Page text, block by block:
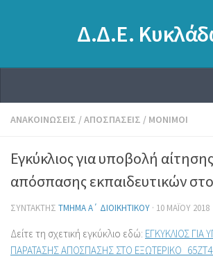
Δ.Δ.Ε.
ΑΝΑΚΟΙΝΏΣΕΙΣ /ΑΠΟΣΠΆΣΕΙΣ / ΜΌΝΙΜΟΙ
Εγκύκλιος για υποβολή
απόσπασης εκπαιδευτικών
ΣΥΝΤΆΚΤΗΣ ΤΜΉΜΑ Α΄ ΔΙΟΙΚΗΤΙΚΟΎ · 10 ΜΑΪ́ΟΥ 2018
Δείτε τη σχετική εγκύκλιο εδώ: ΕΓΚΥΚΛΙΟΣ
ΠΑΡΑΤΑΣΗΣ ΑΠΟΣΠΑΣΗΣ ΣΤΟ